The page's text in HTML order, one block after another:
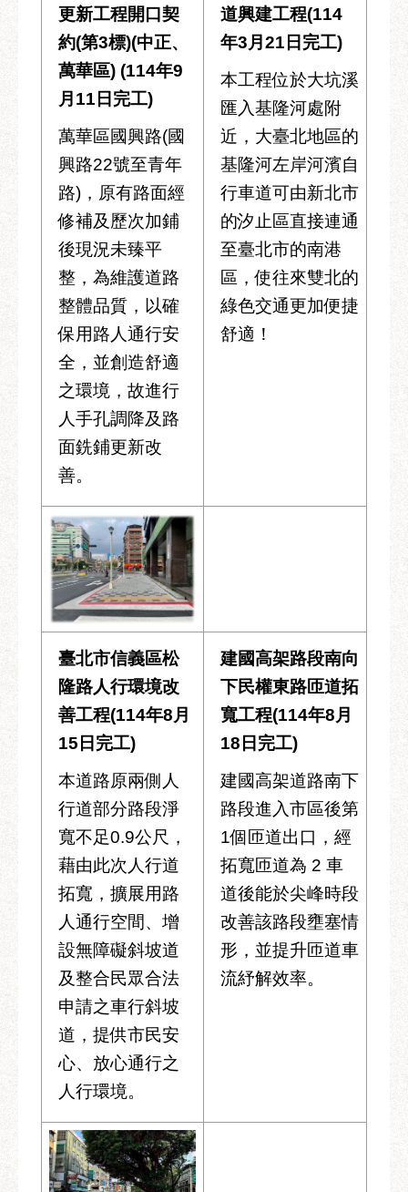
更新工程開口契
約(第3標)(中正、
萬華區) (114年9
月11日完工)
萬華區國興路(國
興路22號至青年
路)，原有路面經
修補及歷次加鋪
後現況未臻平
整，為維護道路
整體品質，以確
保用路人通行安
全，並創造舒適
之環境，故進行
人手孔調降及路
面銑鋪更新改
善。
道興建工程(114
年3月21日完工)
本工程位於大坑溪
匯入基隆河處附
近，大臺北地區的
基隆河左岸河濱自
行車道可由新北市
的汐止區直接連通
至臺北市的南港
區，使往來雙北的
綠色交通更加便捷
舒適！
臺北市信義區松
隆路人行環境改
善工程(114年8月
15日完工)
本道路原兩側人
行道部分路段淨
寬不足0.9公尺，
藉由此次人行道
拓寬，擴展用路
人通行空間、增
設無障礙斜坡道
及整合民眾合法
申請之車行斜坡
道，提供市民安
心、放心通行之
人行環境。
建國高架路段南向
下民權東路匝道拓
寬工程(114年8月
18日完工)
建國高架道路南下
路段進入市區後第
1個匝道出口，經
拓寬匝道為 2 車
道後能於尖峰時段
改善該路段壅塞情
形，並提升匝道車
流紓解效率。